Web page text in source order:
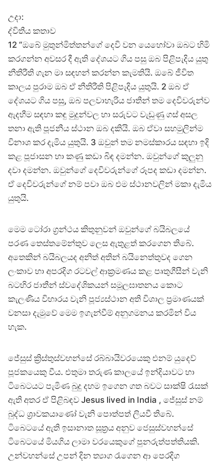
උදා:
ද්විතීය කතාව
12 “ඔබේ මුතුන්මිත්තන්ගේ දෙවි වන යෙහෝවා ඔබට හිමි
කරගන්න අවසර දී ඇති දේශයට ගිය පසු ඔබ පිළිපැදිය යුතු
නීතිරීති ගැන මා සඳහන් කරන්න කැමතියි. ඔබේ ජීවිත
කාලය පුරාම ඔබ ඒ නීතිරීති පිළිපැදිය යුතුයි. 2 ඔබ ඒ
දේශයට ගිය පසු, ඔබ පලවාහැරිය ජාතීන් තම දෙවිවරුන්ව
ඇදහීම සඳහා කඳු මුදුන්වල හා සරුවට වැඩුණු ගස් අසල
තනා ඇති පූජනීය ස්ථාන ඔබ දකියි. ඔබ ඒවා සහමුලින්ම
විනාශ කර දැමිය යුතුයි. 3 ඔවුන් තම නමස්කාරය සඳහා ඉදි
කළ පූජාසන හා කණු කඩා බිඳ දමන්න. ඔවුන්ගේ කුලුනු
දවා දමන්න. ඔවුන්ගේ දෙවිවරුන්ගේ රූපද කඩා දමන්න.
ඒ දෙවිවරුන්ගේ නම් පවා ඔබ එම ස්ථානවලින් මකා දැමිය
යුතුයි.
මෙම ටෝරා ග්‍රන්ථය කිතුනුවන් ඔවුන්ගේ බයිබලයේ
පරණ තෙස්තමේන්තුව ලෙස ඇතුළත් කරගෙන තිබේ.
අතෙකින් බයිබලයද අනිත් අතින් බයිනෙත්තුවද ගෙන
ලංකාව හා අපරදිග රටවල් ආක්‍රමණය කළ පෘතුගීසීන් වැනි
බටහිර ජාතීන් ස්වදේශිකයන් සමූලඝාතනය කොට
කැලණිය විහාරය වැනි පූජ්‍යස්ථාන අති විශාල ප්‍රමාණයක්
වනසා දැමුවේ මෙම ඉගැන්වීම් අනුගමනය කරමින් විය
හැක.
ජේසුස් ක්‍රිස්තුස්වහන්සේ රබ්බායිවරයෙකු එනම් යුදෙව්
පූජකයෙකු වීය. එතුමා තරුණ කාලයේ ඉන්දියාවට හා
ටිබෙටයට පැමිණ බුදු දහම ඉගෙන ගත බවට සාක්ෂි රැසක්
ඇති අතර ඒ පිළිබඳව Jesus lived in India , ජේසුස් නම්
බුද්ධ ශ්‍රාවකයාණෝ වැනි පොත්පත් ලියවී තිබේ.
ටිබෙටයේ ඇති ඉසානාත සූත්‍රය අනුව ජෙසුස්වහන්සේ
ටිබෙටයේ මියගිය ලාමා වරයෙකුගේ පුනරුත්පත්තියකි.
උන්වහන්සේ උපන් දින ත්‍යාග රැගෙන ආ පෙරදිග